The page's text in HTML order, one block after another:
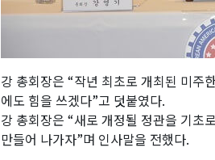
강 총회장은 “작년 최초로 개최된 미주
에도 힘을 쓰겠다”고 덧붙였다.
강 총회장은 “새로 개정될 정관을 기초
만들어 나가자”며 인사말을 전했다.